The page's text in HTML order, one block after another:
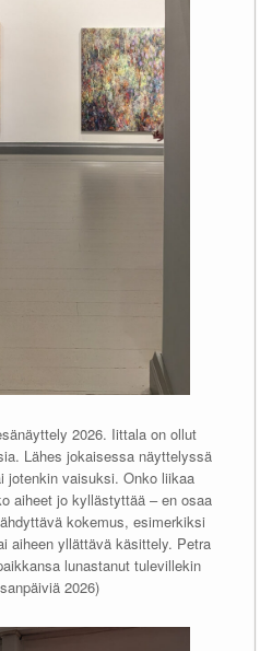
2026. Iittala on ollut
Lähes jokaisessa näyttelyssä
jotenkin vaisuksi. Onko liikaa
aiheet jo kyllästyttää – en osaa
kokemus, esimerkiksi
aiheen yllättävä käsittely. Petra
lunastanut tulevillekin
2026)